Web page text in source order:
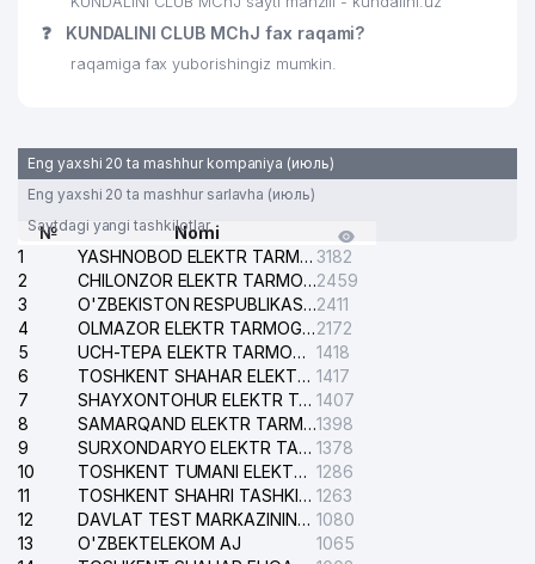
27
IMMUNOLOGIYA VA INSON
624 м
VAZIRLIGI
29
RESPUBLIKASI FANLAR AKADEMIYASI
USPENSKIY NOMIDAGI RESPUBLIKA
IXTISOSLASHTIRILGAN MUSIQA
MAKTABI
ORIENTAL UNIVERSITETI
NOGIRONLARNI REABILITATSIA
QILISH VA PROTEZLASH MILLIY
MARKAZI FILIALI
O'ZBEKISTON RESPUBLIKASI
PREZIDENT ADMINISTRASIYASI
QOSHIDAGI BOSH TIBBIY
❓ KUNDALINI CLUB MChJ fax raqami?
raqamiga fax yuborishingiz mumkin.
Eng yaxshi 20 ta mashhur kompaniya (июль)
Eng yaxshi 20 ta mashhur sarlavha (июль)
Saytdagi yangi tashkilotlar
№
Nomi
1
YASHNOBOD ELEKTR TARMOG'I NOSOZLIKLARI XIZMATI 3182
2
CHILONZOR ELEKTR TARMOG'I NOSOZLIK XIZMATI2459
3
O'ZBEKISTON RESPUBLIKASI BOSH PROKURATURASI ISHONCH TELEFONI2411
4
OLMAZOR ELEKTR TARMOG'I NOSOZLIKLARI XIZMATI2172
5
UCH-TEPA ELEKTR TARMOG'I NOSOZLIKLARI XIZMATI 1418
6
TOSHKENT SHAHAR ELEKTR TARMOQLARI KORXONASI AJ 1417
7
SHAYXONTOHUR ELEKTR TARMOG'I NOSOZLIKLARINI TUZATISH XIZMATI 1407
8
SAMARQAND ELEKTR TARMOQLARI AJ1398
9
SURXONDARYO ELEKTR TARMOQLARI AJ 1378
10
TOSHKENT TUMANI ELEKTR TARMOG'I AVARIYA XIZMATI 1286
11
TOSHKENT SHAHRI TASHKILOT TELEFONLARI HAQIDA MA'LUMOT BYUROSI 1263
12
DAVLAT TEST MARKAZINING ISHONCH TELEFONLARI 1080
13
O'ZBEKTELEKOM AJ
1065